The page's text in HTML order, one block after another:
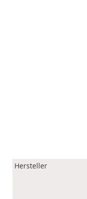
Hersteller